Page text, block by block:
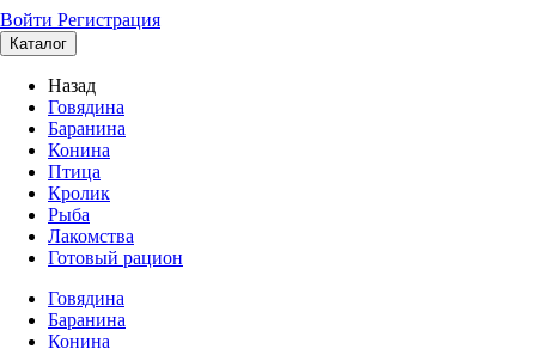
Войти Регистрация
Каталог
Назад
Говядина
Баранина
Конина
Птица
Кролик
Рыба
Лакомства
Готовый рацион
Говядина
Баранина
Конина